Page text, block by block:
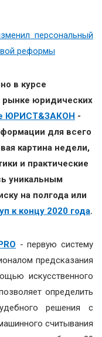
персональный
реформы
в курсе
рынке юридических
ЮРИСТ&ЗАКОН -
для всего
картина недели,
и практические
уникальным
на полгода или
к концу 2020 года.
- первую систему
предсказания
искусственного
определить
решения с
считывания